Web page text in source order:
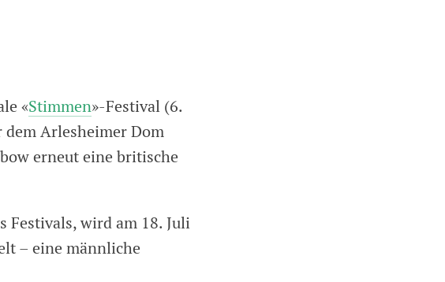
«Stimmen»-Festival (6.
dem Arlesheimer Dom
erneut eine britische
Festivals, wird am 18. Juli
– eine männliche